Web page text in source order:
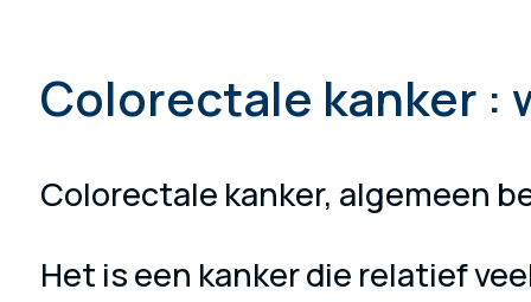
Colorectale kanker :
Colorectale kanker, algemeen
Het is een kanker die relatief